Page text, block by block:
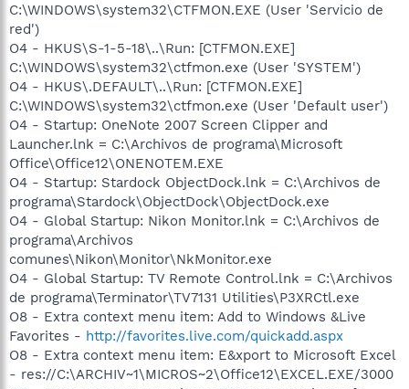
C:\WINDOWS\system32\CTFMON.EXE (User 'Servicio de
red')
O4 - HKUS\S-1-5-18\..\Run: [CTFMON.EXE]
C:\WINDOWS\system32\ctfmon.exe (User 'SYSTEM')
O4 - HKUS\.DEFAULT\..\Run: [CTFMON.EXE]
C:\WINDOWS\system32\ctfmon.exe (User 'Default user')
O4 - Startup: OneNote 2007 Screen Clipper and
Launcher.lnk = C:\Archivos de programa\Microsoft
Office\Office12\ONENOTEM.EXE
O4 - Startup: Stardock ObjectDock.lnk = C:\Archivos de
programa\Stardock\ObjectDock\ObjectDock.exe
O4 - Global Startup: Nikon Monitor.lnk = C:\Archivos de
programa\Archivos
comunes\Nikon\Monitor\NkMonitor.exe
O4 - Global Startup: TV Remote Control.lnk = C:\Archivos
de programa\Terminator\TV7131 Utilities\P3XRCtl.exe
O8 - Extra context menu item: Add to Windows &Live
Favorites - http://favorites.live.com/quickadd.aspx
O8 - Extra context menu item: E&xport to Microsoft Excel
- res://C:\ARCHIV~1\MICROS~2\Office12\EXCEL.EXE/3000